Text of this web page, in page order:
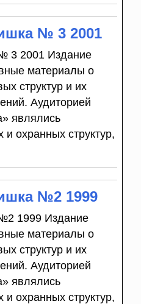
№ 3 2001
3 2001 Издание
материалы о
структур и их
Аудиторией
являлись
и охранных структур,
№2 1999
1999 Издание
материалы о
структур и их
Аудиторией
являлись
и охранных структур,